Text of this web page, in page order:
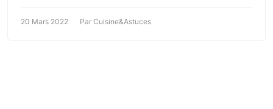
20 Mars 2022 Par Cuisine&Astuces